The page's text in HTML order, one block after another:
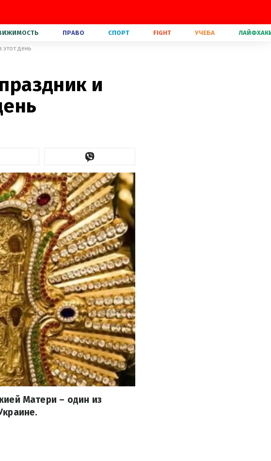
ПРАВО СПОРТ FIGHT УЧЕБА
этот день
и
Матери – один из